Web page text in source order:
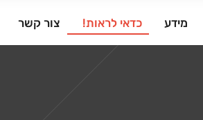
מידע כדאי לראות! צור קשר